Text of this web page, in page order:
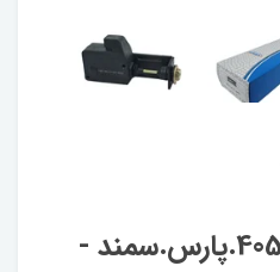
پمپ درب باک.پژو405.پارس.سمند -